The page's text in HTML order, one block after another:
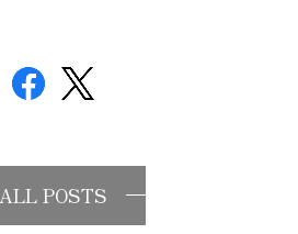
ALL POSTS